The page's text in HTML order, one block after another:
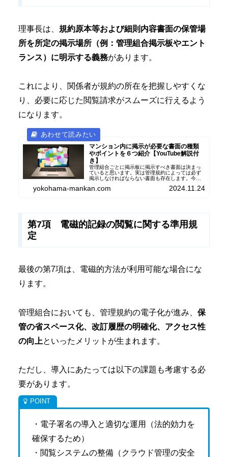
理事長は、 規約原本等および細則内容書面の保管場
所を所定の掲示場所（例：管理組合掲示板やエント
ランス）に明示する義務があります。
これにより、関係者が規約の所在を把握しやすくな
り、必要に応じた閲覧請求がスムーズに行えるよう
になります。
マンション内に掲示が必要な書面の種類
やポイントを６つ紹介【YouTube解説付
き】
管理組合ごとに掲示板に掲示すべき書面は決まっ
ていると思います。実は管理規約によっては必ず
掲示しなければならない書面も存在します。今回
示の際に注意しておきたいポイントを６つ紹介し
yokohama-mankan.com 2024.11.24
第7項 電磁的記録の閲覧に関する準用規
定
最後の第7項は、電磁的方法が利用可能な場合にな
ります。
管理組合においても、管理規約の電子化が進み、 保
管の省スペース化、改訂履歴の明確化、アクセス性
の向上といったメリットが生まれます。
ただし、導入にあたっては以下の課題も考慮する必
要があります。
・電子署名の導入と適切な運用（法的効力を
確保するため）
・閲覧システムの整備（クラウド管理の安全